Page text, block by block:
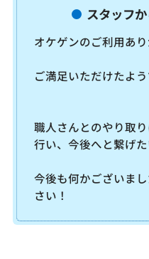
スタッフ
オケゲンのご利用あ
ご満足いただけたよう
職人さんとのやり取
行い、今後へと繋げ
今後も何かございま
さい！